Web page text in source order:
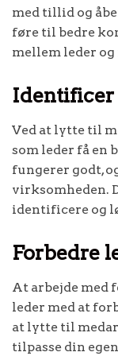
med tillid og
føre til bedre
mellem leder og
Identificer
Ved at lytte til
som leder få en
fungerer godt,
virksomheden.
identificere og
Forbedre
At arbejde med
leder med at
at lytte til
tilpasse din